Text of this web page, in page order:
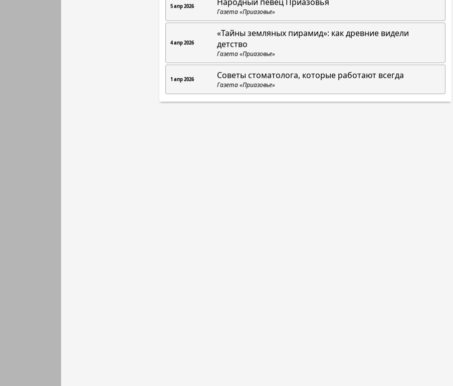
5 апр 2026
Газета «Приазовье»
4 апр 2026
«Тайны земляных пирамид»: как древние видели
детство
Газета «Приазовье»
1 апр 2026 Советы стоматолога, которые работают всегда
Газета «Приазовье»